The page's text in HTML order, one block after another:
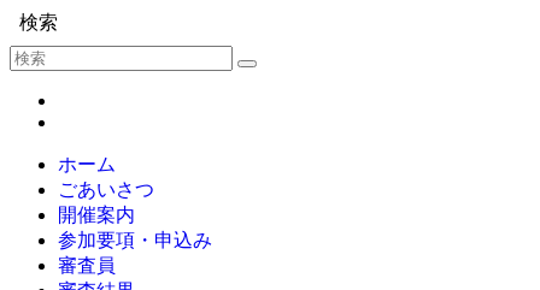
検索
ホーム
ごあいさつ
開催案内
参加要項・申込み
審査員